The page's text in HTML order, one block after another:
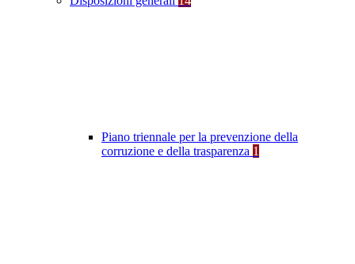
Piano triennale per la prevenzione della
corruzione e della trasparenza 1